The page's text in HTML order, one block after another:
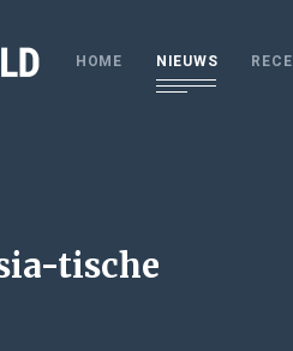
HOME NIEUWS
tische